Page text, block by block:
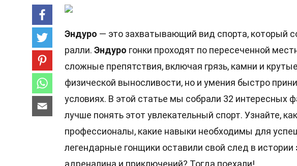
Эндуро — это захватывающий вид спорта, который
ралли. Эндуро гонки проходят по пересеченной
сложные препятствия, включая грязь, камни и
физической выносливости, но и умения быстро
условиях. В этой статье мы собрали 32 интересных
лучше понять этот увлекательный спорт. Узнайте,
профессионалы, какие навыки необходимы для
легендарные гонщики оставили свой след в истории
адреналина и приключений? Тогда поехали!